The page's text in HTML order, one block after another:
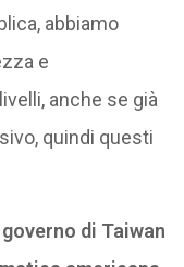
abbiamo
e
anche se già
quindi questi
di Taiwan